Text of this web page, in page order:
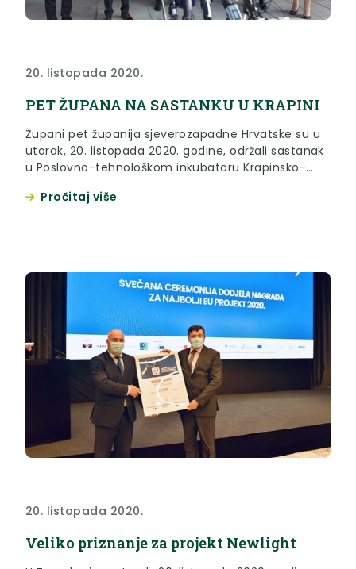
20. listopada 2020.
PET ŽUPANA NA SASTANKU U KRAPINI
Župani pet županija sjeverozapadne Hrvatske su u
utorak, 20. listopada 2020. godine, održali sastanak
u Poslovno-tehnološkom inkubatoru Krapinsko-
Pročitaj više
20. listopada 2020.
Veliko priznanje za projekt Newlight